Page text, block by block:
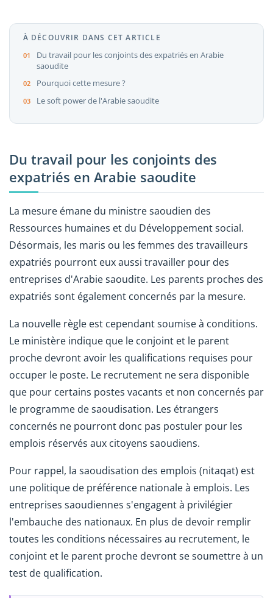
À DÉCOUVRIR DANS CET ARTICLE
Du travail pour les conjoints des expatriés en Arabie
saoudite
Pourquoi cette mesure ?
Le soft power de l'Arabie saoudite
Du travail pour les conjoints des
expatriés en Arabie saoudite
La mesure émane du ministre saoudien des
Ressources humaines et du Développement social.
Désormais, les maris ou les femmes des travailleurs
expatriés pourront eux aussi travailler pour des
entreprises d'Arabie saoudite. Les parents proches des
expatriés sont également concernés par la mesure.
La nouvelle règle est cependant soumise à conditions.
Le ministère indique que le conjoint et le parent
proche devront avoir les qualifications requises pour
occuper le poste. Le recrutement ne sera disponible
que pour certains postes vacants et non concernés par
le programme de saoudisation. Les étrangers
concernés ne pourront donc pas postuler pour les
emplois réservés aux citoyens saoudiens.
Pour rappel, la saoudisation des emplois (nitaqat) est
une politique de préférence nationale à emplois. Les
entreprises saoudiennes s'engagent à privilégier
l'embauche des nationaux. En plus de devoir remplir
toutes les conditions nécessaires au recrutement, le
conjoint et le parent proche devront se soumettre à un
test de qualification.